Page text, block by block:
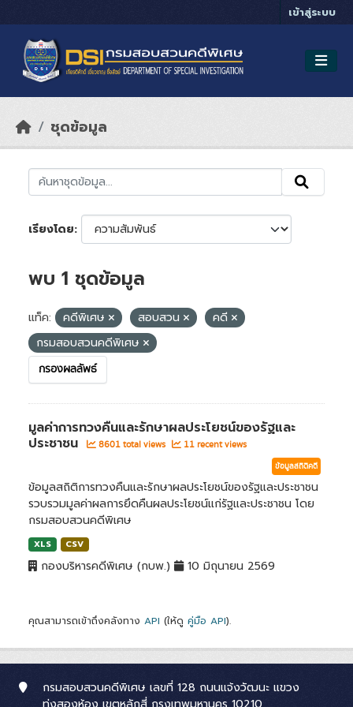
เข้าสู่ระบบ
ชุดข้อมูล
เรียงโดย
พบ 1 ชุดข้อมูล
แท็ค: คดีพิเศษ สอบสวน
คดี
กรมสอบสวนคดีพิเศษ
กรองผลลัพธ์
มูลค่าการทวงคืนและรักษาผลประโยชน์ของรัฐและ
ประชาชน
8601 total views 11 recent views
ข้อมูลสถิติคดี
ข้อมูลสถิติการทวงคืนและรักษาผลประโยชน์ของรัฐและประชาชน
รวบรวมมูลค่าผลการยึดคืนผลประโยชน์แก่รัฐและประชาชน โดย
กรมสอบสวนคดีพิเศษ
XLS CSV
กองบริหารคดีพิเศษ (กบพ.) 10 มิถุนายน 2569
คุณสามารถเข้าถึงคลังทาง API (ให้ดู คู่มือ API).
กรมสอบสวนคดีพิเศษ เลขที่ 128 ถนนแจ้งวัฒนะ แขวง